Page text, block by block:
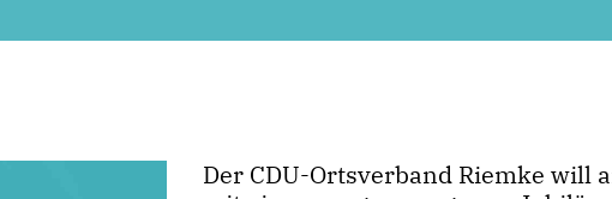
Der CDU-Ortsverband Riemke will